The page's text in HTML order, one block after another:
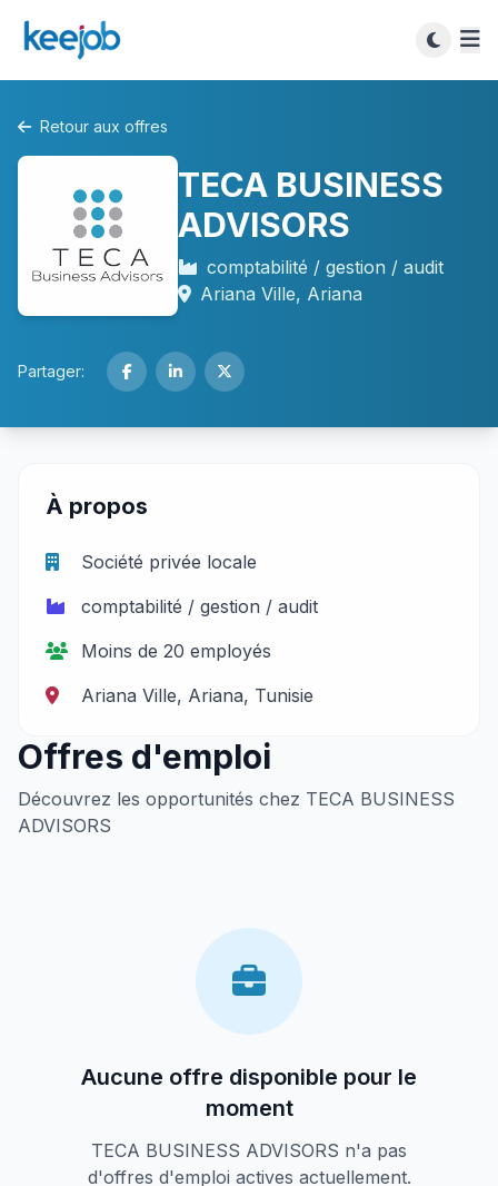
Retour aux offres
TECA BUSINESS
ADVISORS
comptabilité / gestion / audit
Ariana Ville, Ariana
Partager:
À propos
Société privée locale
comptabilité / gestion / audit
Moins de 20 employés
Ariana Ville, Ariana, Tunisie
Offres d'emploi
Découvrez les opportunités chez TECA BUSINESS
ADVISORS
Aucune offre disponible pour le
moment
TECA BUSINESS ADVISORS n'a pas
d'offres d'emploi actives actuellement.